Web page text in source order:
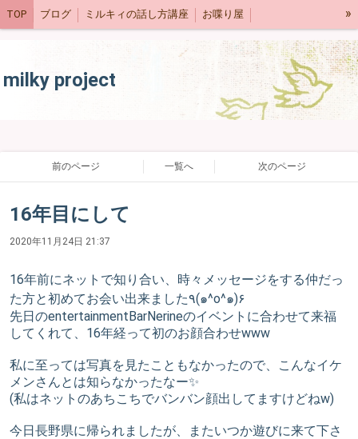
TOP ブログ ミルキィの話し方講座 お喋り屋 »
milky project
前のページ 一覧へ 次のページ
16年目にして
2020年11月24日 21:37
16年前にネットで知り合い、時々メッセージをする仲だっ
た方と初めてお会い出来ました٩(๑^o^๑)۶
先日のentertainmentBarNerineのイベントに合わせて来福
してくれて、16年経って初のお顔合わせwww
私に至っては写真を見たこともなかったので、こんなイケ
メンさんとは知らなかったなー✨
(私はネットのあちこちでバンバン顔出してますけどねw)
今日長野県に帰られましたが、またいつか遊びに来て下さ